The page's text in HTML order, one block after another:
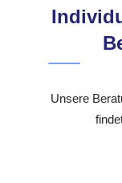
Unsere